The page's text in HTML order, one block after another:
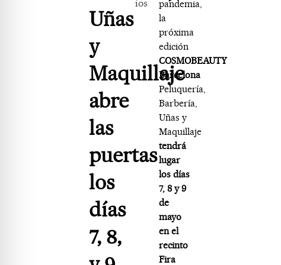
Uñas
y
Maquillaje
abre
las
puertas
los
días
7, 8,
ios
pandemia,
la
próxima
edición
COSMOBEAUTY
Barcelona
Peluquería,
Barbería,
Uñas y
Maquillaje
tendrá
lugar
los días
7, 8 y 9
de
mayo
en el
recinto
Fira